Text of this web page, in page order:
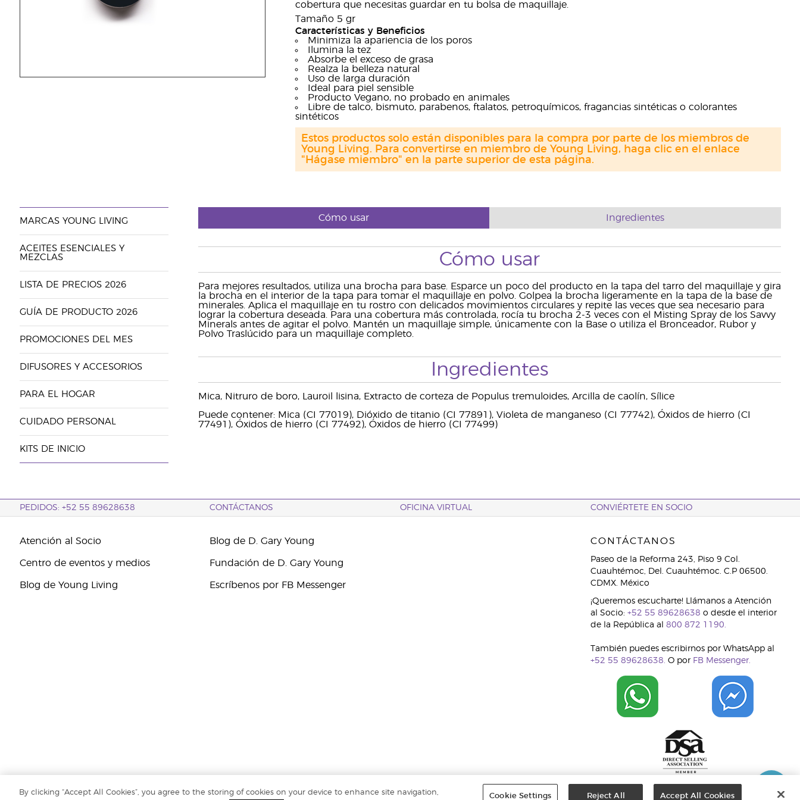
cobertura que necesitas guardar en tu bolsa de maquillaje.
Tamaño 5 gr
Características y Beneficios
Minimiza la apariencia de los poros
Ilumina la tez
Absorbe el exceso de grasa
Realza la belleza natural
Uso de larga duración
Ideal para piel sensible
Producto Vegano, no probado en animales
Libre de talco, bismuto, parabenos, ftalatos, petroquímicos, fragancias sintéticas o colorantes
sintéticos
Estos productos solo están disponibles para la compra por parte de los miembros de
Young Living. Para convertirse en miembro de Young Living, haga clic en el enlace
"Hágase miembro" en la parte superior de esta página.
MARCAS YOUNG LIVING
ACEITES ESENCIALES Y
MEZCLAS
LISTA DE PRECIOS 2026
GUÍA DE PRODUCTO 2026
PROMOCIONES DEL MES
DIFUSORES Y ACCESORIOS
PARA EL HOGAR
CUIDADO PERSONAL
KITS DE INICIO
Cómo usar Ingredientes
Cómo usar
Para mejores resultados, utiliza una brocha para base. Esparce un poco del producto en la tapa del tarro del maquillaje y gira
la brocha en el interior de la tapa para tomar el maquillaje en polvo. Golpea la brocha ligeramente en la tapa de la base de
minerales. Aplica el maquillaje en tu rostro con delicados movimientos circulares y repite las veces que sea necesario para
lograr la cobertura deseada. Para una cobertura más controlada, rocía tu brocha 2-3 veces con el Misting Spray de los Savvy
Minerals antes de agitar el polvo. Mantén un maquillaje simple, únicamente con la Base o utiliza el Bronceador, Rubor y
Polvo Traslúcido para un maquillaje completo.
Ingredientes
Mica, Nitruro de boro, Lauroil lisina, Extracto de corteza de Populus tremuloides, Arcilla de caolín, Sílice
Puede contener: Mica (CI 77019), Dióxido de titanio (CI 77891), Violeta de manganeso (CI 77742), Óxidos de hierro (CI
77491), Óxidos de hierro (CI 77492), Óxidos de hierro (CI 77499)
PEDIDOS: +52 55 89628638 CONTÁCTANOS OFICINA VIRTUAL CONVIÉRTETE EN SOCIO
Atención al Socio
Centro de eventos y medios
Blog de Young Living
Blog de D. Gary Young
Fundación de D. Gary Young
Escríbenos por FB Messenger
CONTÁCTANOS
Paseo de la Reforma 243, Piso 9 Col.
Cuauhtémoc, Del. Cuauhtémoc. C.P 06500.
CDMX. México
¡Queremos escucharte! Llámanos a Atención
al Socio: +52 55 89628638 o desde el interior
de la República al 800 872 1190.
También puedes escribirnos por WhatsApp al
+52 55 89628638. O por FB Messenger.
By clicking “Accept All Cookies”, you agree to the storing of cookies on your device to enhance site navigation, Cookie Settings Reject All Accept All Cookies